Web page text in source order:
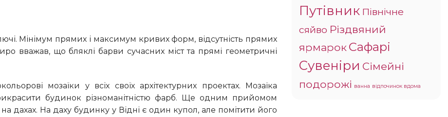
вважав, що бляклі барви сучасних міст та прямі геометричні
будинок різноманітністю фарб. Ще одним прийомом
дахах. На даху будинку у Відні є один купол, але помітити його
Путівник Північне
сяйво Різдвяний
ярмарокСафарі
Сувеніри Сімейні
подорожі ванна відпочинок вдома